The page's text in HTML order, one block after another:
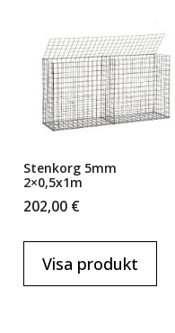
Stenkorg 5mm
2×0,5x1m
202,00 €
Visa produkt